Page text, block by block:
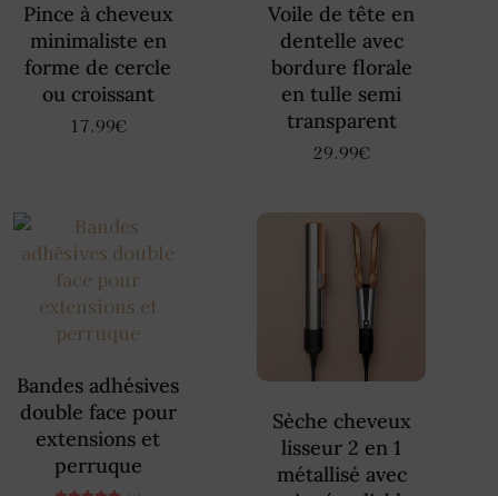
Pince à cheveux
minimaliste en
forme de cercle
ou croissant
17.99€
Voile de tête en
dentelle avec
bordure florale
en tulle semi
transparent
29.99€
Bandes adhésives
double face pour
extensions et
perruque
Sèche cheveux
lisseur 2 en 1
métallisé avec